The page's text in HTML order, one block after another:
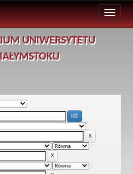
UNIWERSYTETU